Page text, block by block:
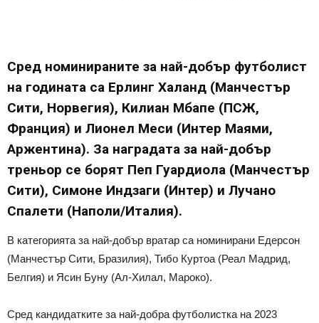
Сред номинираните за най-добър футболист
на годината са Ерлинг Халанд (Манчестър
Сити, Норвегия), Килиан Мбапе (ПСЖ,
Франция) и Лионел Меси (Интер Маями,
Аржентина). За наградата за най-добър
треньор се борят Пеп Гуардиола (Манчестър
Сити), Симоне Индзаги (Интер) и Лучано
Спалети (Наполи/Италия).
В категорията за най-добър вратар са номинирани Едерсон
(Манчестър Сити, Бразилия), Тибо Куртоа (Реал Мадрид,
Белгия) и Ясин Буну (Ал-Хилал, Мароко).
Сред кандидатките за най-добра футболистка на 2023